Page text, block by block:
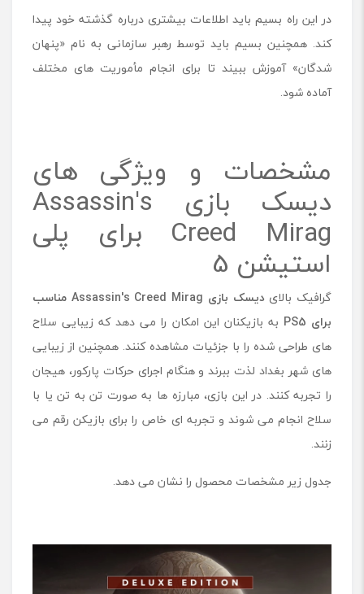
e
م
ن
ا
ی
P
S
5
در این راه بسیم باید اطلاعات بیشتری درباره گذشته خود پیدا
کند. همچنین بسیم باید توسط رهبر سازمانی به نام «پنهان
شدگان» آموزش ببیند تا برای انجام مأموریت های مختلف
آماده شود.
مشخصات و ویژگی های
دیسک بازی Assassin's
Creed Mirag برای پلی
استیشن 5
گرافیک بالای دیسک بازی Assassin's Creed Mirag مناسب
برای PS5 به بازیکنان این امکان را می دهد که زیبایی سلاح
های طراحی شده را با جزئیات مشاهده کنند. همچنین از زیبایی
های شهر بغداد لذت ببرند و هنگام اجرای حرکات پارکور، هیجان
را تجربه کنند. در این بازی، مبارزه ها به صورت تن به تن یا با
سلاح انجام می شوند و تجربه ای خاص را برای بازیکن رقم می
زنند.
جدول زیر مشخصات محصول را نشان می دهد.